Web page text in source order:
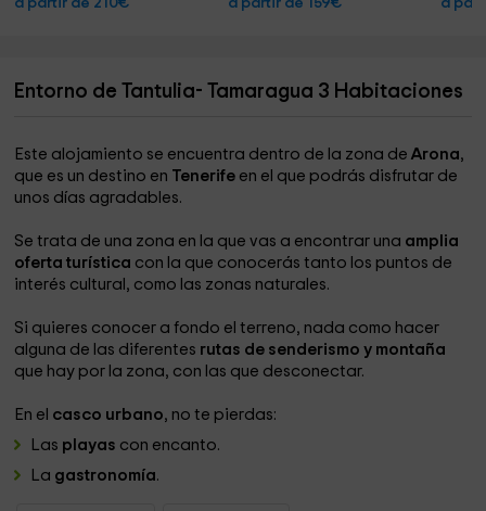
a partir de 210€ a partir de 159€ a
Entorno de Tantulia- Tamaragua 3 Habitaciones
Este alojamiento se encuentra dentro de la zona deArona,
que es un destino en Tenerife en el que podrás disfrutar de
unos días agradables.
Se trata de una zona en la que vas a encontrar una amplia
oferta turística con la que conocerás tanto los puntos de
interés cultural, como las zonas naturales.
Si quieres conocer a fondo el terreno, nada como hacer
alguna de las diferentes rutas de senderismo y montaña
que hay por la zona, con las que desconectar.
En el casco urbano, no te pierdas:
Las playas con encanto.
La gastronomía.